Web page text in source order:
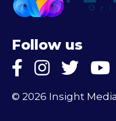
Follow us
© 2026 Insight